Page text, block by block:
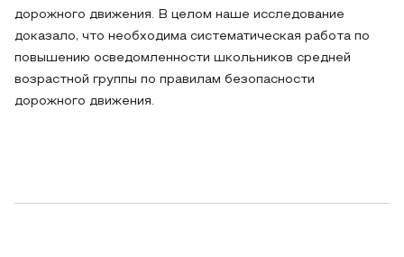
дорожного движения. В целом наше исследование
доказало, что необходима систематическая работа по
повышению осведомленности школьников средней
возрастной группы по правилам безопасности
дорожного движения.